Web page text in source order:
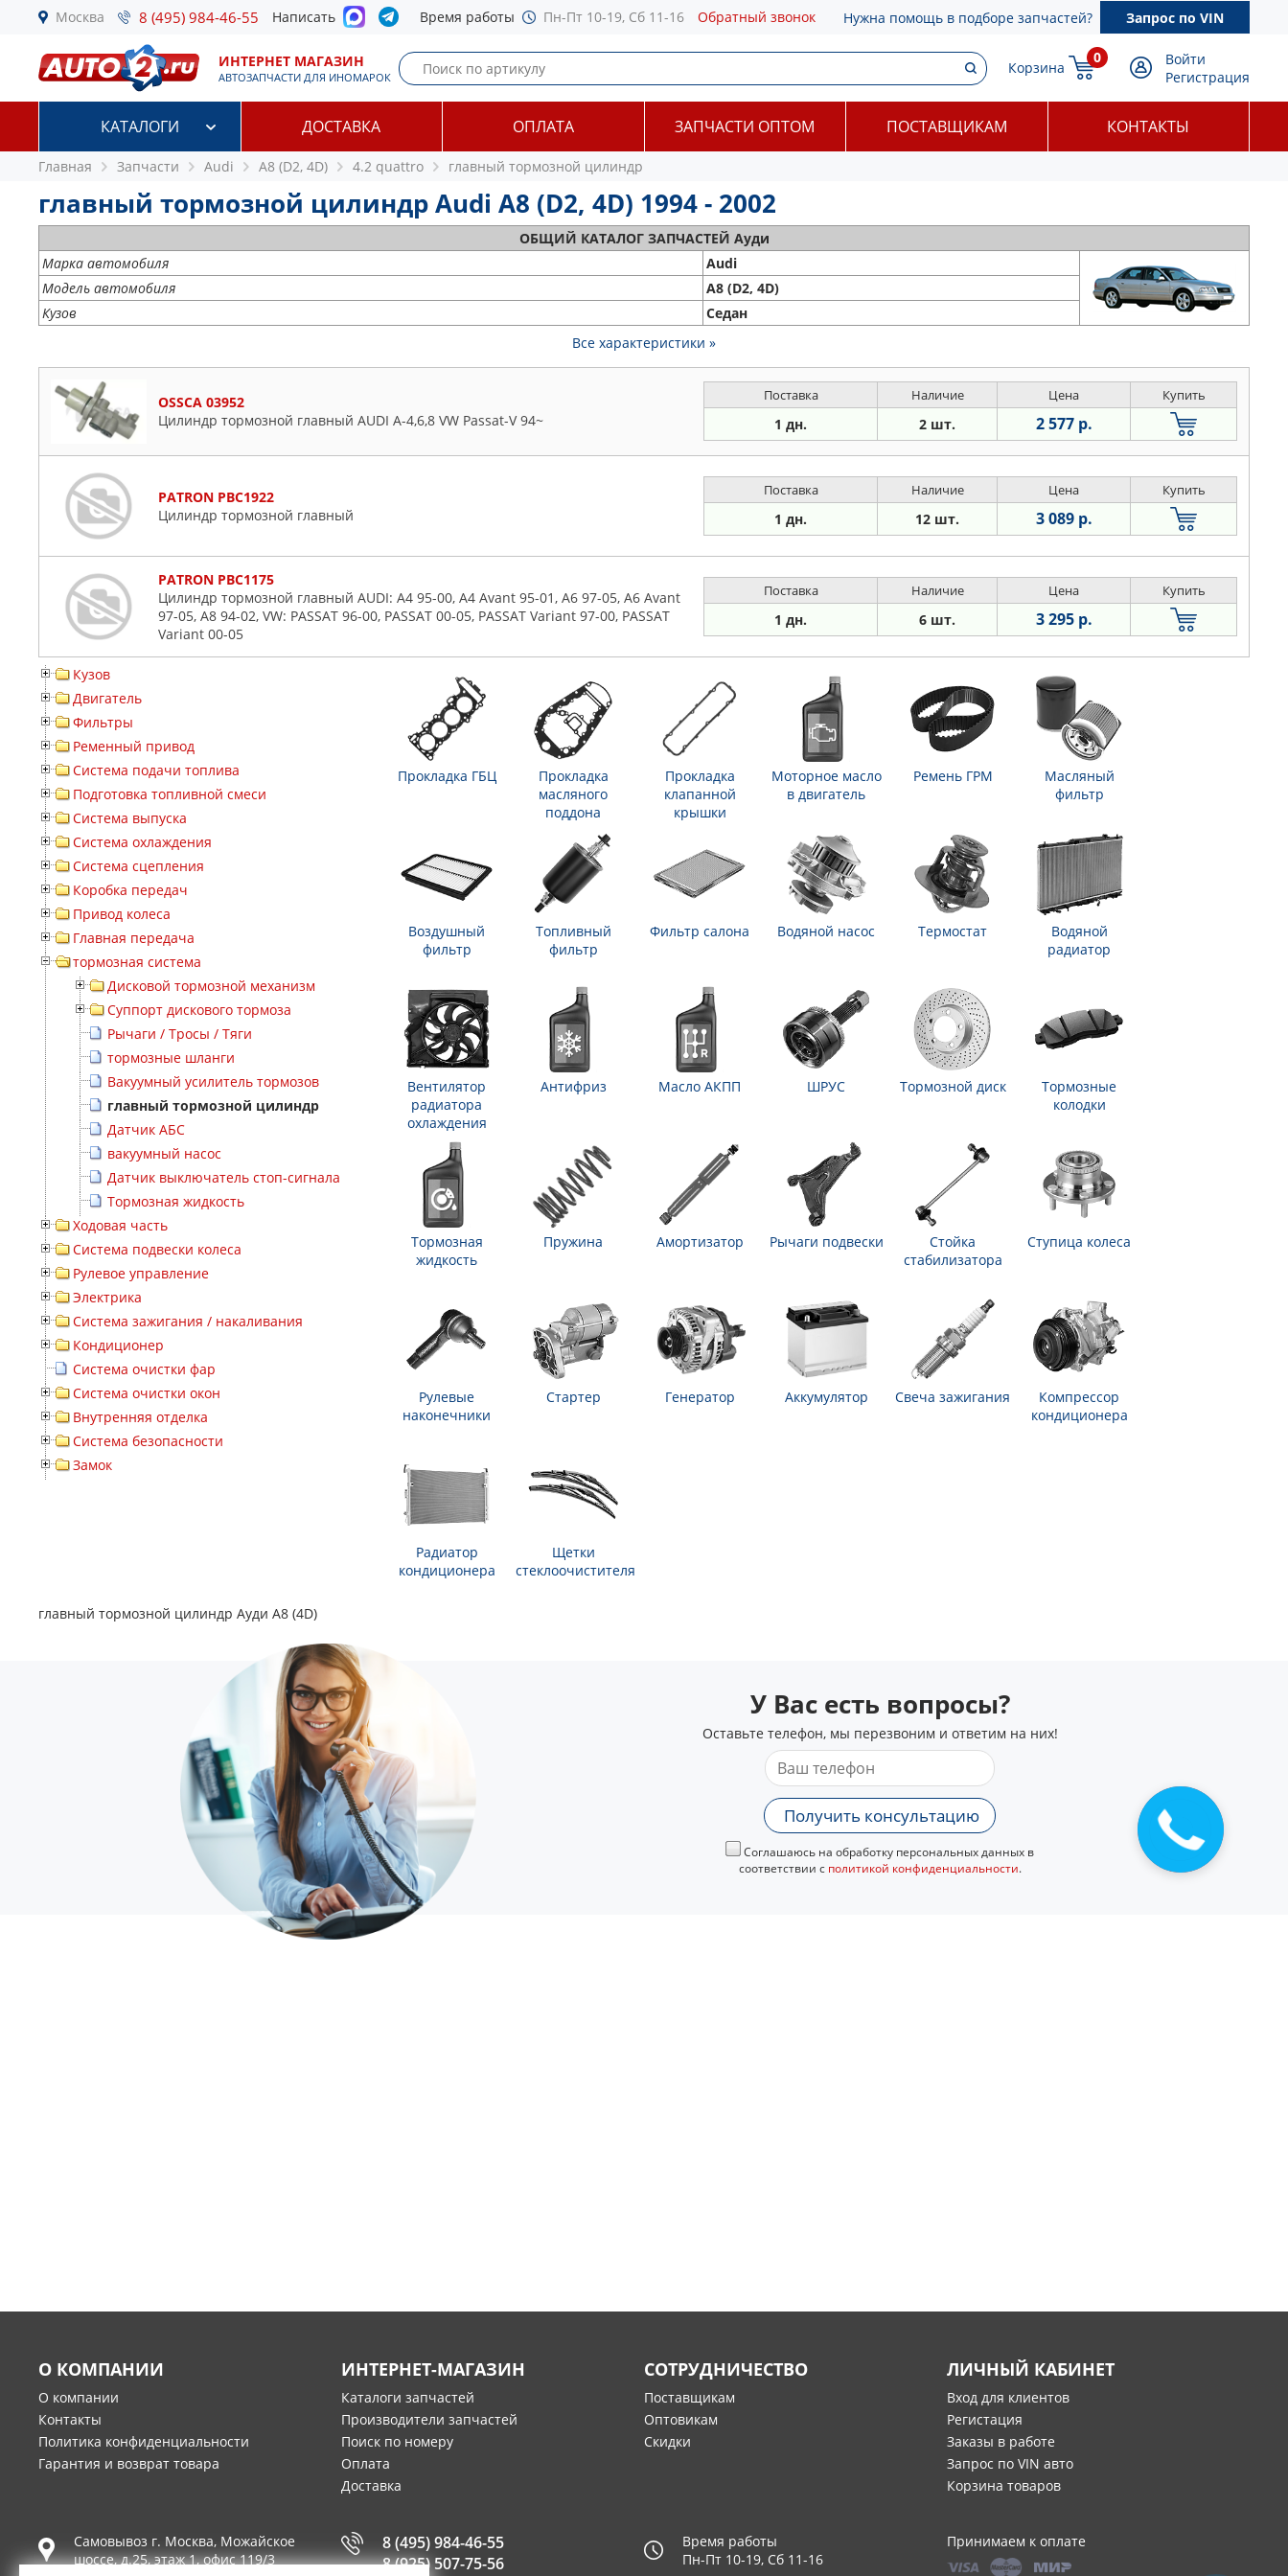
Москва 8 (495) 984-46-55 Написать Время работы Пн-Пт 10-19, Сб 11-16 Обратный звонок Нужна помощь в подборе запчастей? Запрос по VIN
ИНТЕРНЕТ МАГАЗИН
АВТОЗАПЧАСТИ ДЛЯ ИНОМАРОК
Корзина
0
Войти
Регистрация
КАТАЛОГИ ДОСТАВКА ОПЛАТА ЗАПЧАСТИ ОПТОМ ПОСТАВЩИКАМ КОНТАКТЫ
Главная Запчасти Audi A8 (D2, 4D) 4.2 quattro главный тормозной цилиндр
главный тормозной цилиндр Audi A8 (D2, 4D) 1994 - 2002
ОБЩИЙ КАТАЛОГ ЗАПЧАСТЕЙ Ауди
Марка автомобиля
Audi
Модель автомобиля
A8 (D2, 4D)
Кузов
Седан
Все характеристики »
OSSCA 03952
Цилиндр тормозной главный AUDI A-4,6,8 VW Passat-V 94~
Поставка Наличие Цена Купить
1 дн. 2 шт. 2 577 р.
PATRON PBC1922
Цилиндр тормозной главный
Поставка Наличие Цена Купить
1 дн. 12 шт. 3 089 р.
PATRON PBC1175
Цилиндр тормозной главный AUDI: A4 95-00, A4 Avant 95-01, A6 97-05, A6 Avant
97-05, A8 94-02, VW: PASSAT 96-00, PASSAT 00-05, PASSAT Variant 97-00, PASSAT
Variant 00-05
Поставка Наличие Цена Купить
1 дн. 6 шт. 3 295 р.
Кузов
Двигатель
Фильтры
Ременный привод
Система подачи топлива
Подготовка топливной смеси
Система выпуска
Система охлаждения
Система сцепления
Коробка передач
Привод колеса
Главная передача
тормозная система
Дисковой тормозной механизм
Суппорт дискового тормоза
Рычаги / Тросы / Тяги
тормозные шланги
Вакуумный усилитель тормозов
главный тормозной цилиндр
Датчик АБС
вакуумный насос
Датчик выключатель стоп-сигнала
Тормозная жидкость
Ходовая часть
Система подвески колеса
Рулевое управление
Электрика
Система зажигания / накаливания
Кондиционер
Система очистки фар
Система очистки окон
Внутренняя отделка
Система безопасности
Замок
Прокладка ГБЦ
Прокладка
масляного
поддона
Прокладка
клапанной
крышки
Моторное масло
в двигатель
Ремень ГРМ
Масляный
фильтр
Воздушный
фильтр
Топливный
фильтр
Фильтр салона Водяной насос Термостат
Водяной
радиатор
Вентилятор
радиатора
охлаждения
Антифриз Масло АКПП ШРУС Тормозной диск
Тормозные
колодки
Тормозная
жидкость
Пружина Амортизатор Рычаги подвески
Стойка
стабилизатора
Ступица колеса
Рулевые
наконечники
Стартер Генератор Аккумулятор Свеча зажигания
Компрессор
кондиционера
Радиатор
кондиционера
Щетки
стеклоочистителя
главный тормозной цилиндр Ауди А8 (4D)
У Вас есть вопросы?
Оставьте телефон, мы перезвоним и ответим на них!
Получить консультацию
Соглашаюсь на обработку персональных данных в
соответствии с политикой конфиденциальности.
О КОМПАНИИ
О компании
Контакты
Политика конфиденциальности
Гарантия и возврат товара
ИНТЕРНЕТ-МАГАЗИН
Каталоги запчастей
Производители запчастей
Поиск по номеру
Оплата
Доставка
СОТРУДНИЧЕСТВО
Поставщикам
Оптовикам
Скидки
ЛИЧНЫЙ КАБИНЕТ
Вход для клиентов
Регистация
Заказы в работе
Запрос по VIN авто
Корзина товаров
Самовывоз г. Москва, Можайское
шоссе, д.25, этаж 1, офис 119/3
8 (495) 984-46-55
8 (925) 507-75-56
Время работы
Пн-Пт 10-19, Сб 11-16
Принимаем к оплате